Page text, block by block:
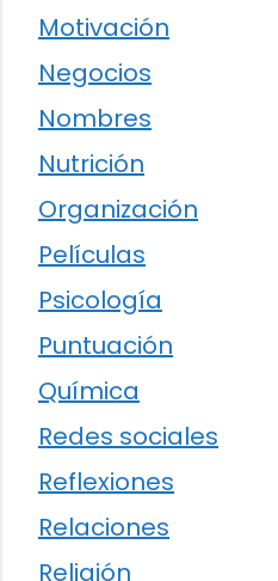
Motivación
Negocios
Nombres
Nutrición
Organización
Películas
Psicología
Puntuación
Química
Redes sociales
Reflexiones
Relaciones
Religión